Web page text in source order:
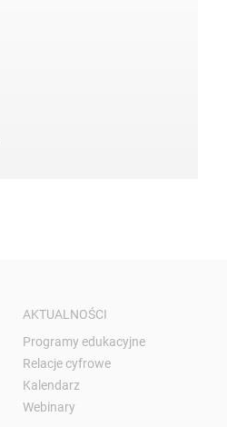
AKTUALNOŚCI
Programy edukacyjne
Relacje cyfrowe
Kalendarz
Webinary